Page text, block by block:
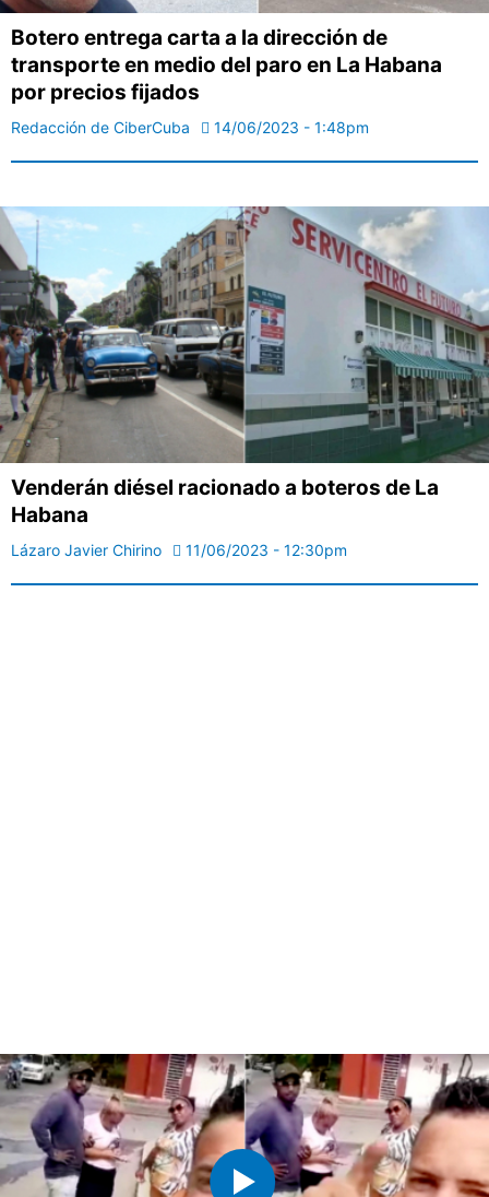
Botero entrega carta a la dirección de
transporte en medio del paro en La Habana
por precios fijados
Redacción de CiberCuba 14/06/2023 - 1:48pm
Venderán diésel racionado a boteros de La
Habana
Lázaro Javier Chirino 11/06/2023 - 12:30pm